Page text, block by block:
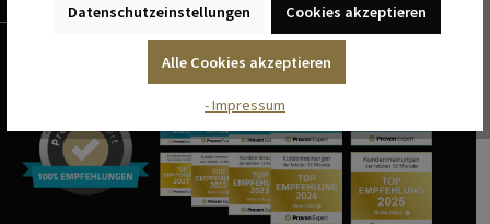
WIR MÖCHTEN, DASS SIE ZU 100 % ZUFRIEDEN SIND
Datenschutzeinstellungen Cookies akzeptieren
Alle Cookies akzeptieren
- Impressum